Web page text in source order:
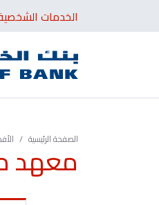
الخدمات
الصفحة الرئيسية
معهد